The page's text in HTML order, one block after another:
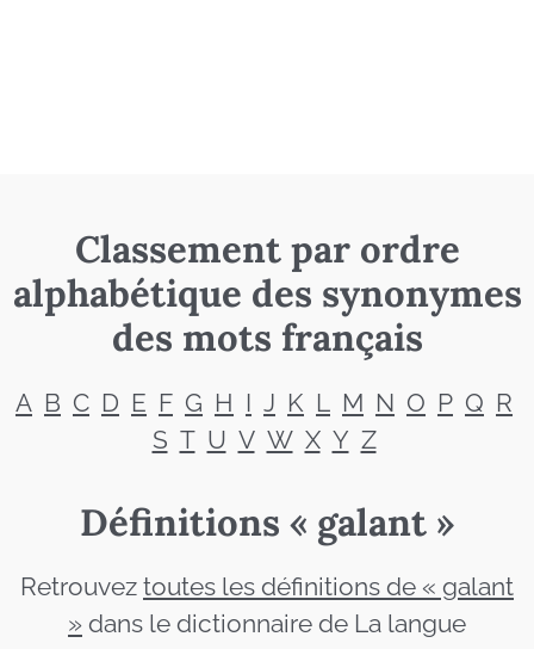
Classement par ordre
alphabétique des synonymes
des mots français
A B C D E F G H I J K L M N O P Q R
S T U V W X Y Z
Définitions « galant »
Retrouvez toutes les définitions de « galant
» dans le dictionnaire de La langue